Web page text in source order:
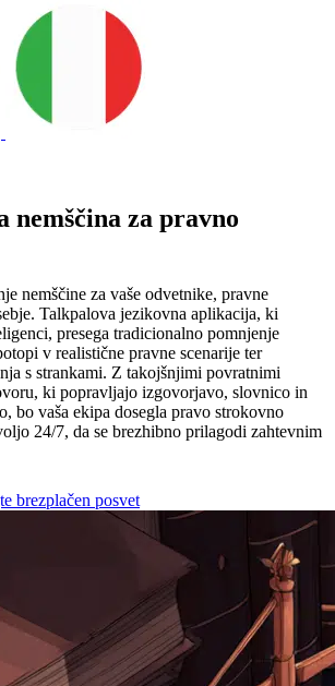
za pravno
nemščine za vaše odvetnike, pravne
Talkpalova jezikovna aplikacija, ki
presega tradicionalno pomnjenje
v realistične pravne scenarije ter
s strankami. Z takojšnjimi povratnimi
ki popravljajo izgovorjavo, slovnico in
bo vaša ekipa dosegla pravo strokovno
24/7, da se brezhibno prilagodi zahtevnim
brezplačen posvet